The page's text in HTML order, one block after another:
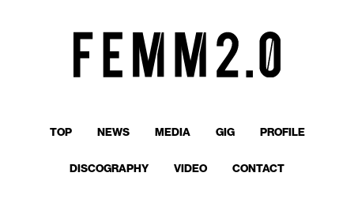
TOP NEWS MEDIA GIG PROFILE
DISCOGRAPHY VIDEO CONTACT